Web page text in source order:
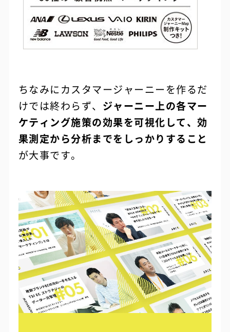
ちなみにカスタマージャーニーを作るだ
けでは終わらず、 ジャーニー上の各マー
ケティング施策の効果を可視化して、効
果測定から分析までをしっかりすること
が大事です。